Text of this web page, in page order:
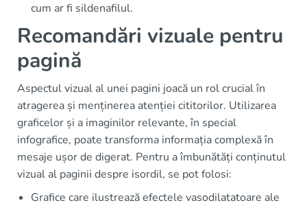
cum ar fi sildenafilul.
Recomandări vizuale pentru
pagină
Aspectul vizual al unei pagini joacă un rol crucial în
atragerea și menținerea atenției cititorilor. Utilizarea
graficelor și a imaginilor relevante, în special
infografice, poate transforma informația complexă în
mesaje ușor de digerat. Pentru a îmbunătăți conținutul
vizual al paginii despre isordil, se pot folosi:
Grafice care ilustrează efectele vasodilatatoare ale